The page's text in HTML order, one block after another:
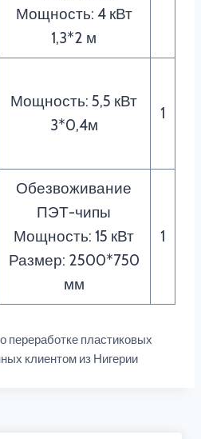
Мощность: 4 кВт
1,3*2 м
Мощность: 5,5 кВт
3*0,4м
1
Обезвоживание
ПЭТ-чипы
Мощность: 15 кВт
Размер: 2500*750
мм
1
переработке пластиковых
клиентом из Нигерии